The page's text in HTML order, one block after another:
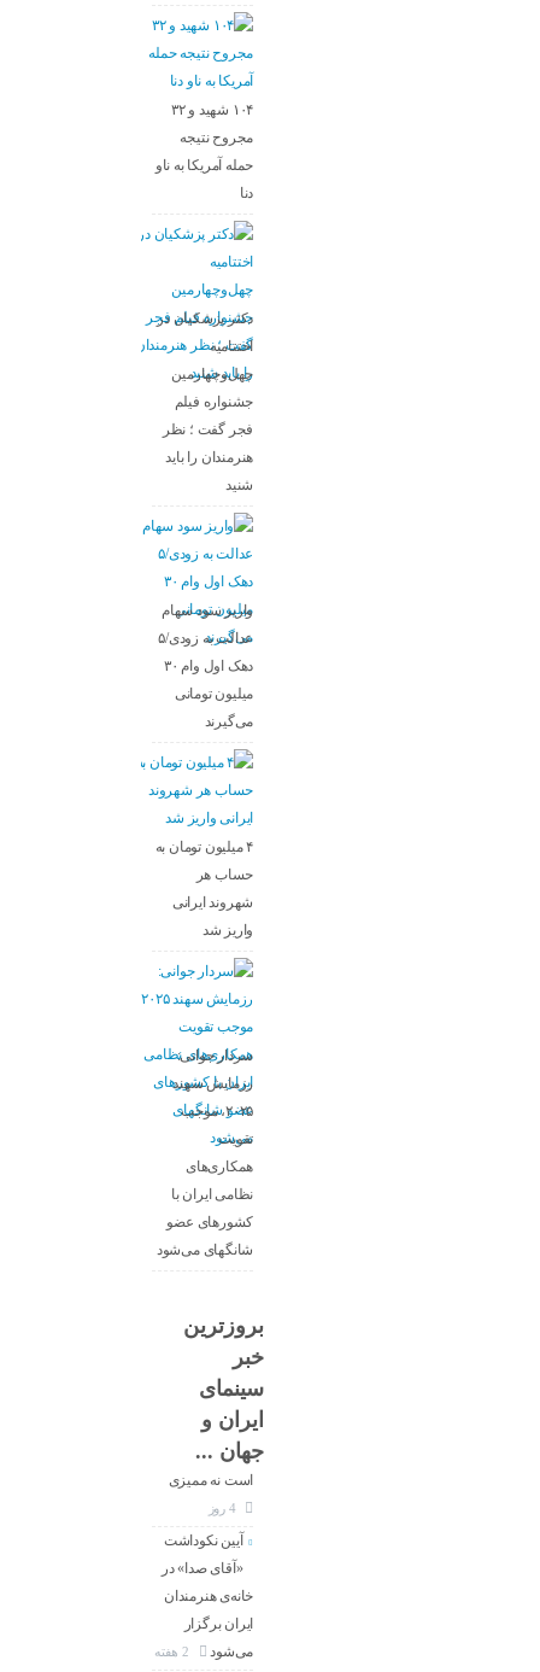
۱۰۴ شهید و ۳۲
مجروح نتیجه
حمله آمریکا به ناو
دنا
دکتر پزشکیان در
اختتامیه
چهل‌وچهارمین
جشنواره فیلم
فجر گفت ؛ نظر
هنرمندان را باید
شنید
واریز سود سهام
عدالت به زودی/۵
دهک اول وام ۳۰
میلیون تومانی
می‌گیرند
۴ میلیون تومان به
حساب هر
شهروند ایرانی
واریز شد
سردار جوانی:
رزمایش سهند
۲۰۲۵، موجب
تقویت
همکاری‌های
نظامی ایران با
کشور‌های عضو
شانگهای می‌شود
بروزترین
خبر
سینمای
ایران و
جهان ...
معاون جدید
ارزشیابی و
نظارت سینما :
کار ما تنظیم‌گری
است نه ممیزی
آیین نکوداشت
«آقای صدا» در
خانه‌ی هنرمندان
ایران برگزار
می‌شود